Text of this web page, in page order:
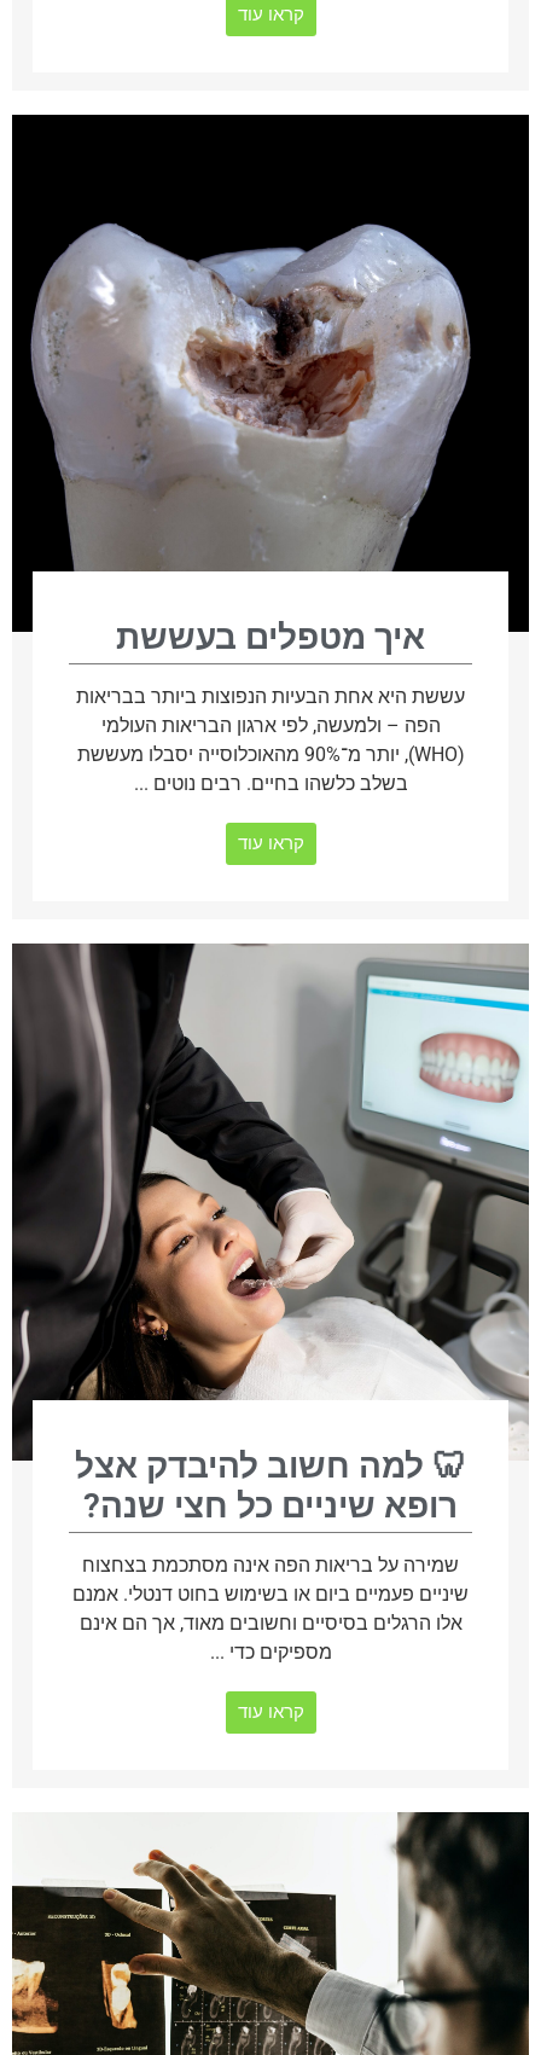
קראו עוד
איך מטפלים בעששת
עששת היא אחת הבעיות הנפוצות ביותר בבריאות
הפה – ולמעשה, לפי ארגון הבריאות העולמי
(WHO), יותר מ־90% מהאוכלוסייה יסבלו מעששת
בשלב כלשהו בחיים. רבים נוטים ...
קראו עוד
🦷 למה חשוב להיבדק אצל
רופא שיניים כל חצי שנה?
שמירה על בריאות הפה אינה מסתכמת בצחצוח
שיניים פעמיים ביום או בשימוש בחוט דנטלי. אמנם
אלו הרגלים בסיסיים וחשובים מאוד, אך הם אינם
מספיקים כדי ...
קראו עוד